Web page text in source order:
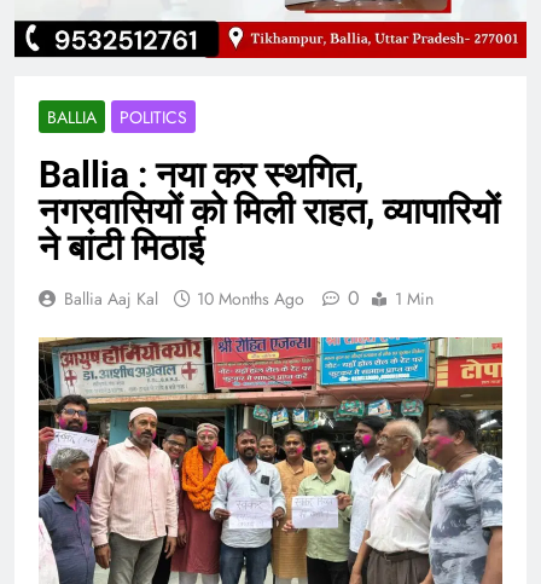
BALLIA POLITICS
Ballia : नया कर स्थगित,
नगरवासियों को मिली राहत, व्यापारियों
ने बांटी मिठाई
Ballia Aaj Kal 10 Months Ago 0 1 Min